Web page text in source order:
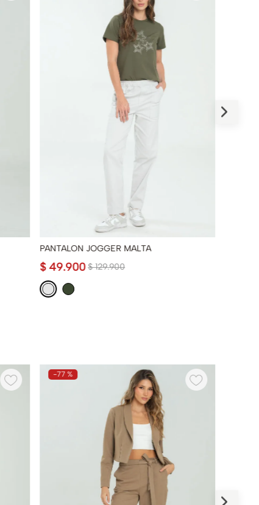
PANTALON JOGGER MALTA
$ 129.900
$ 49.900
-77 %